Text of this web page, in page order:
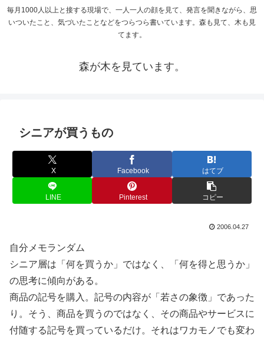
毎月1000人以上と接する現場で、一人一人の顔を見て、発言を聞きながら、思
いついたこと、気づいたことなどをつらつら書いています。森も見て、木も見
てます。
森が木を見ています。
シニアが買うもの
X Facebook はてブ
LINE Pinterest コピー
2006.04.27
自分メモランダム
シニア層は「何を買うか」ではなく、「何を得と思うか」
の思考に傾向がある。
商品の記号を購入。記号の内容が「若さの象徴」であった
り。そう、商品を買うのではなく、その商品やサービスに
付随する記号を買っているだけ。それはワカモノでも変わ